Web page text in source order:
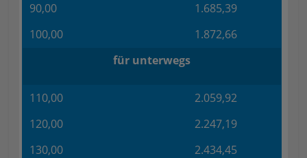
90,00
1.685,39
100,00
1.872,66
für unterwegs
110,00
2.059,92
120,00
2.247,19
130,00
2.434,45